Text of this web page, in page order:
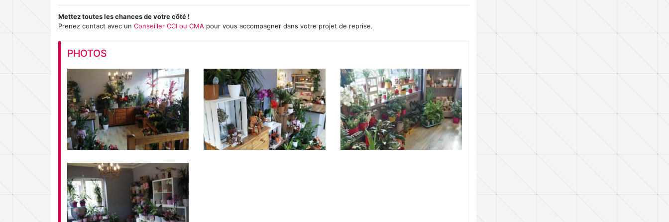
Mettez toutes les chances de votre côté !
Prenez contact avec un Conseiller CCI ou CMA pour vous accompagner dans votre projet de reprise.
PHOTOS